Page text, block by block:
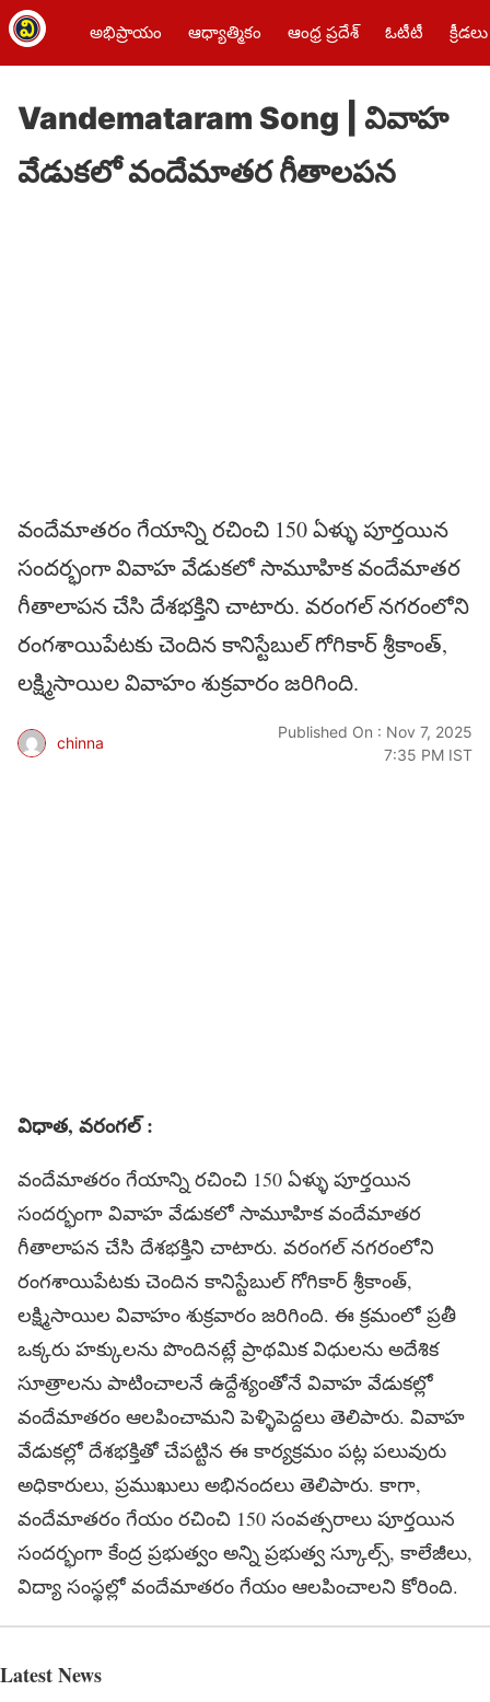
అభిప్రాయం ఆధ్యాత్మికం ఆంధ్ర ప్రదేశ్ ఓటీటీ క్రీడలు
Vandemataram Song | వివాహ
వేడుకలో వందేమాతర గీతాలపన
వందేమాతరం గేయాన్ని రచించి 150 ఏళ్ళు పూర్తయిన
సందర్భంగా వివాహ వేడుకలో సామూహిక వందేమాతర
గీతాలాపన చేసి దేశభక్తిని చాటారు. వరంగల్ నగరంలోని
రంగశాయిపేటకు చెందిన కానిస్టేబుల్ గోగికార్ శ్రీకాంత్,
లక్ష్మిసాయిల వివాహం శుక్రవారం జరిగింది.
chinna
Published On : Nov 7, 2025
7:35 PM IST
విధాత, వరంగల్ :
వందేమాతరం గేయాన్ని రచించి 150 ఏళ్ళు పూర్తయిన
సందర్భంగా వివాహ వేడుకలో సామూహిక వందేమాతర
గీతాలాపన చేసి దేశభక్తిని చాటారు. వరంగల్ నగరంలోని
రంగశాయిపేటకు చెందిన కానిస్టేబుల్ గోగికార్ శ్రీకాంత్,
లక్ష్మిసాయిల వివాహం శుక్రవారం జరిగింది. ఈ క్రమంలో ప్రతీ
ఒక్కరు హక్కులను పొందినట్లే ప్రాథమిక విధులను అదేశిక
సూత్రాలను పాటించాలనే ఉద్దేశ్యంతోనే వివాహ వేడుకల్లో
వందేమాతరం ఆలపించామని పెళ్ళిపెద్దలు తెలిపారు. వివాహ
వేడుకల్లో దేశభక్తితో చేపట్టిన ఈ కార్యక్రమం పట్ల పలువురు
అధికారులు, ప్రముఖులు అభినందలు తెలిపారు. కాగా,
వందేమాతరం గేయం రచించి 150 సంవత్సరాలు పూర్తయిన
సందర్భంగా కేంద్ర ప్రభుత్వం అన్ని ప్రభుత్వ స్కూల్స్, కాలేజీలు,
విద్యా సంస్థల్లో వందేమాతరం గేయం ఆలపించాలని కోరింది.
Latest News